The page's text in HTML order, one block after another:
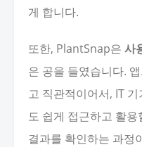
게 합니다.
또한, PlantSnap은 사
은 공을 들였습니다.
고 직관적이어서, IT
도 쉽게 접근하고 활
결과를 확인하는 과정